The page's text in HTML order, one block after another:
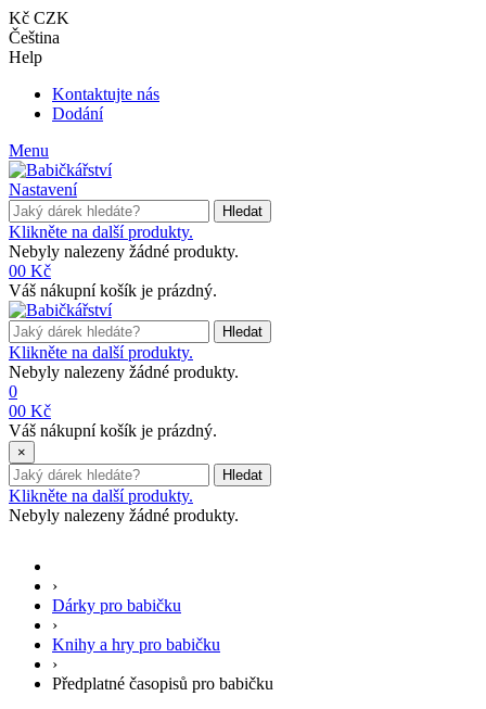
Kč CZK
Čeština
Help
Kontaktujte nás
Dodání
Menu
Nastavení
Hledat
Klikněte na další produkty.
Nebyly nalezeny žádné produkty.
00 Kč
Váš nákupní košík je prázdný.
Hledat
Klikněte na další produkty.
Nebyly nalezeny žádné produkty.
0
00 Kč
Váš nákupní košík je prázdný.
×
Hledat
Klikněte na další produkty.
Nebyly nalezeny žádné produkty.
›
Dárky pro babičku
›
Knihy a hry pro babičku
›
Předplatné časopisů pro babičku